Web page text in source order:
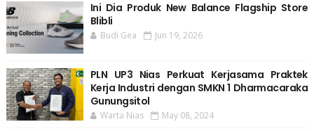
Ini Dia Produk New Balance Flagship Store
Blibli
Budi Gea Jun 19, 2026
PLN UP3 Nias Perkuat Kerjasama Praktek
Kerja Industri dengan SMKN 1 Dharmacaraka
Gunungsitol
Warta Nias May 08, 2024